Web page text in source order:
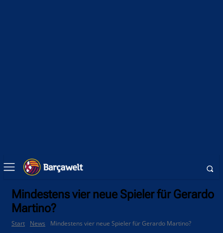
Mindestens vier neue Spieler für Gerardo
Martino?
Start News Mindestens vier neue Spieler für Gerardo Martino?